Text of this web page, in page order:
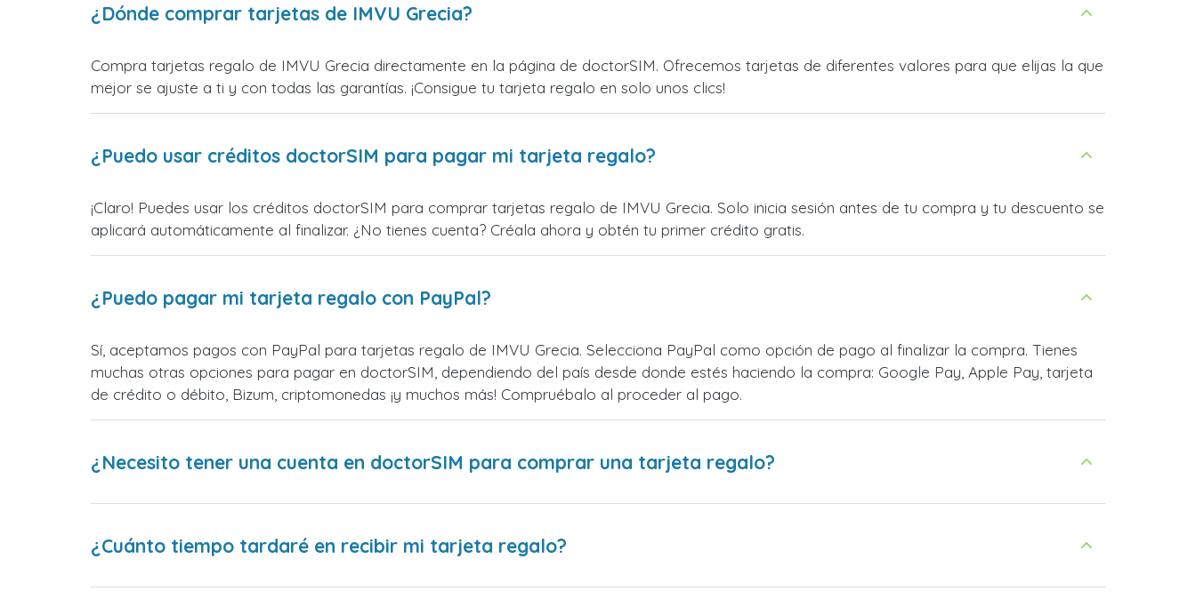
¿Dónde comprar tarjetas de IMVU Grecia?
Compra tarjetas regalo de IMVU Grecia directamente en la página de doctorSIM. Ofrecemos tarjetas de diferentes valores para que elijas la que
mejor se ajuste a ti y con todas las garantías. ¡Consigue tu tarjeta regalo en solo unos clics!
¿Puedo usar créditos doctorSIM para pagar mi tarjeta regalo?
¡Claro! Puedes usar los créditos doctorSIM para comprar tarjetas regalo de IMVU Grecia. Solo inicia sesión antes de tu compra y tu descuento se
aplicará automáticamente al finalizar. ¿No tienes cuenta? Créala ahora y obtén tu primer crédito gratis.
¿Puedo pagar mi tarjeta regalo con PayPal?
Sí, aceptamos pagos con PayPal para tarjetas regalo de IMVU Grecia. Selecciona PayPal como opción de pago al finalizar la compra. Tienes
muchas otras opciones para pagar en doctorSIM, dependiendo del país desde donde estés haciendo la compra: Google Pay, Apple Pay, tarjeta
de crédito o débito, Bizum, criptomonedas ¡y muchos más! Compruébalo al proceder al pago.
¿Necesito tener una cuenta en doctorSIM para comprar una tarjeta regalo?
¿Cuánto tiempo tardaré en recibir mi tarjeta regalo?